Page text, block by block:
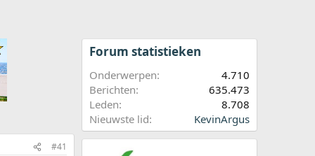
#41
Forum statistieken
Onderwerpen
4.710
Berichten
635.473
Leden
8.708
Nieuwste lid
KevinArgus